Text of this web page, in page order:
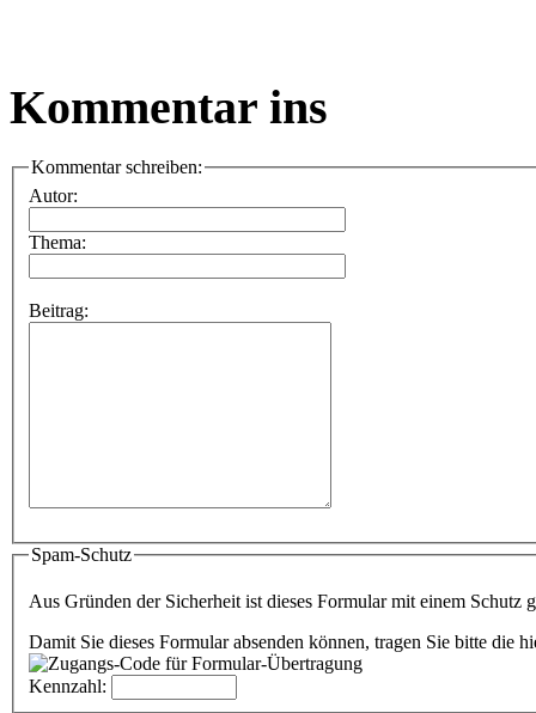
Kommentar ins
Kommentar schreiben:
Autor:
Thema:
Beitrag:
Spam-Schutz
Aus Gründen der Sicherheit ist dieses Formular mit einem Schutz
Damit Sie dieses Formular absenden können, tragen Sie bitte die
Kennzahl: